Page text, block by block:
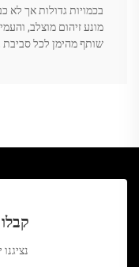
בכמויות גדולות אך לא
מונע זיהום מוצלב,
שותף מהימן לכל סביבת